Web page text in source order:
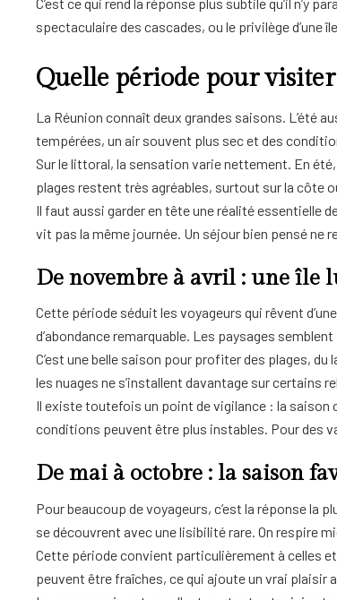
spectaculaire des cascades, ou le privilège d’une
Quelle période pour
La Réunion connaît deux grandes saisons. L’été
tempérées, un air souvent plus sec et des
Sur le littoral, la sensation varie nettement. En
plages restent très agréables, surtout sur la côte
Il faut aussi garder en tête une réalité essentielle
vit pas la même journée. Un séjour bien pensé ne
De novembre à avril : une île
Cette période séduit les voyageurs qui rêvent
d’abondance remarquable. Les paysages
C’est une belle saison pour profiter des plages,
les nuages ne s’installent davantage sur certains
Il existe toutefois un point de vigilance : la saison
conditions peuvent être plus instables. Pour des
De mai à octobre : la saison
Pour beaucoup de voyageurs, c’est la réponse
se découvrent avec une lisibilité rare. On respire
Cette période convient particulièrement à celles
peuvent être fraîches, ce qui ajoute un vrai plaisir